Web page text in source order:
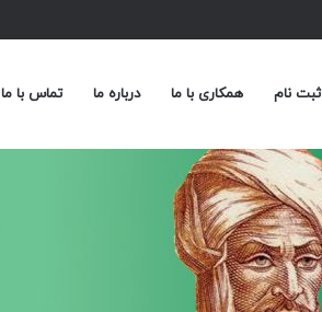
ثبت نام همکاری با ما درباره ما تماس با ما